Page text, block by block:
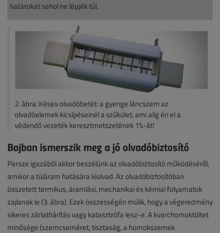
határokat sehol ne lépjék túl.
2. ábra: Késes olvadóbetét: a gyenge láncszem az
olvadóelemek kicsípéseinél a szűkület, ami alig éri el a
védendő vezeték keresztmetszetének 1%-át!
Bajban ismerszik meg a jó olvadóbiztosító
Persze igazából akkor beszélünk az olvadóbiztosító működéséről,
amikor a túláram hatására kiolvad. Az olvadóbiztosítóban
összetett termikus, áramlási, mechanikai és kémiai folyamatok
zajlanak le (3. ábra). Ezek összességén múlik, hogy a végeredmény
sikeres zárlathárítás vagy katasztrófa lesz-e. A kvarchomoktöltet
minősége (szemcseméret, tisztaság, a homokszemek